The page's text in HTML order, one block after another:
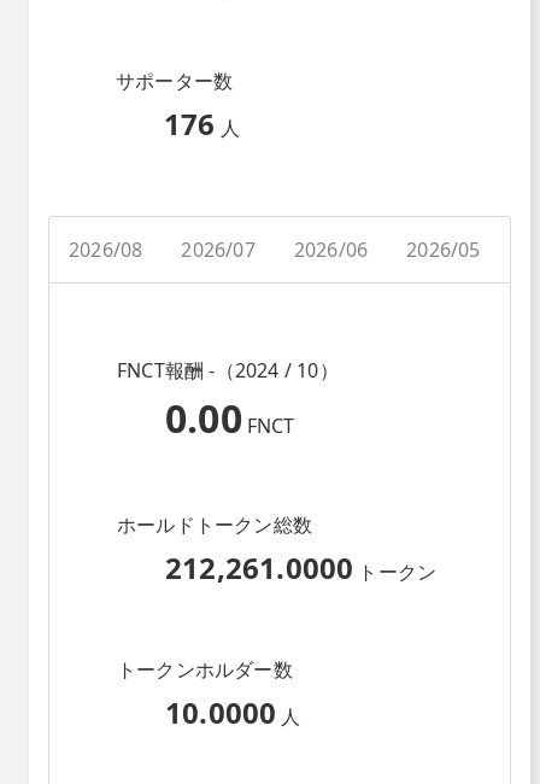
サポーター数
176 人
2026/08 2026/07 2026/06 2026/05
FNCT報酬 -（2024 / 10）
0.00 FNCT
ホールドトークン総数
212,261.0000 トークン
トークンホルダー数
10.0000 人